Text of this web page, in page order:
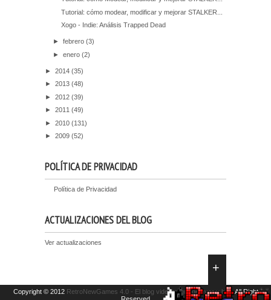
Tutorial: cómo modear, modificar y mejorar STALKER...
Xogo - Indie: Análisis Trapped Dead
►febrero(3)
►enero(2)
► 2014 (35)
► 2013 (48)
► 2012 (39)
► 2011 (49)
► 2010 (131)
► 2009 (52)
POLÍTICA DE PRIVACIDAD
Política de Privacidad
ACTUALIZACIONES DEL BLOG
Ver actualizaciones
Copyright © 2012 RetroNewGames 4.0 - El blog videojueguil de ayer y hoy.All Right